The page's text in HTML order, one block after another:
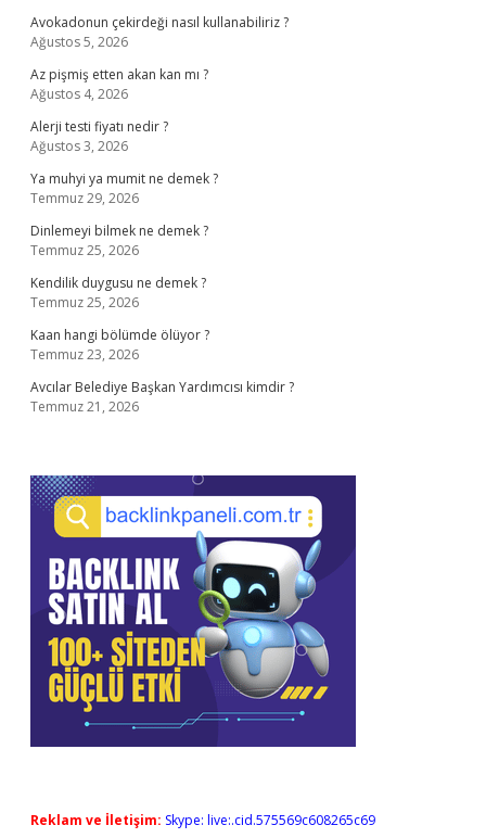
Avokadonun çekirdeği nasıl kullanabiliriz ?
Ağustos 5, 2026
Az pişmiş etten akan kan mı ?
Ağustos 4, 2026
Alerji testi fiyatı nedir ?
Ağustos 3, 2026
Ya muhyi ya mumit ne demek ?
Temmuz 29, 2026
Dinlemeyi bilmek ne demek ?
Temmuz 25, 2026
Kendilik duygusu ne demek ?
Temmuz 25, 2026
Kaan hangi bölümde ölüyor ?
Temmuz 23, 2026
Avcılar Belediye Başkan Yardımcısı kimdir ?
Temmuz 21, 2026
Reklam ve İletişim: Skype: live:.cid.575569c608265c69